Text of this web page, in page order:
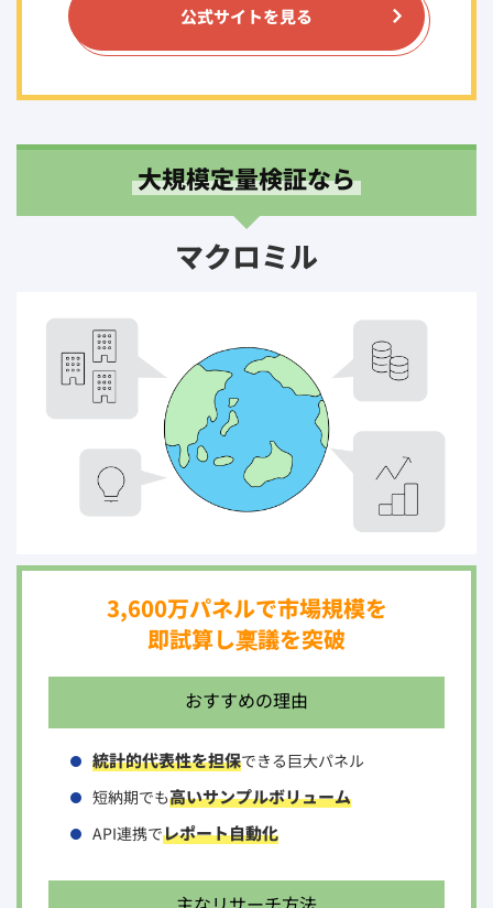
公式サイトを見る
大規模定量検証なら
マクロミル
3,600万パネルで市場規模を
即試算し稟議を突破
おすすめの理由
統計的代表性を担保できる巨大パネル
短納期でも高いサンプルボリューム
API連携でレポート自動化